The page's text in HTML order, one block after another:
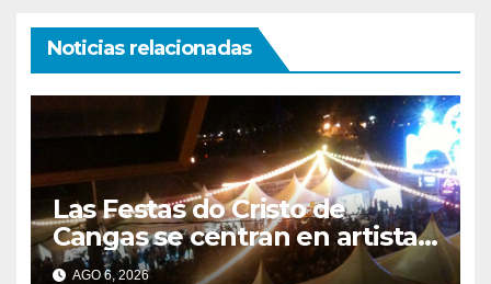
Noticias relacionadas
Las Festas do Cristo de
Cangas se centran en artistas
gallegos
AGO 6, 2026